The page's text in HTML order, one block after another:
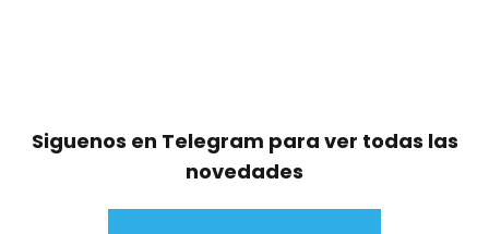
Siguenos en Telegram para ver todas las
novedades